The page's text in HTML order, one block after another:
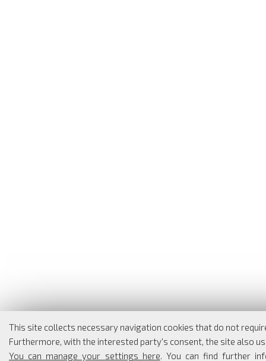
This site collects necessary navigation cookies that do not
Furthermore, with the interested party's consent, the site also
You can manage your settings here. You can find further